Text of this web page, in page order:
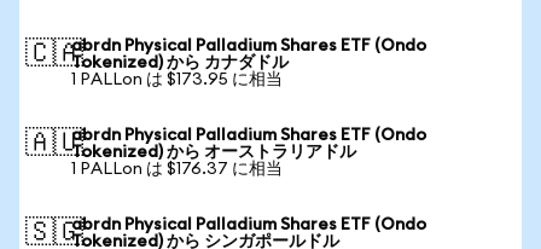
🇨🇦abrdn Physical Palladium Shares ETF (Ondo
Tokenized) から カナダドル
1 PALLon は $173.95 に相当
🇦🇺abrdn Physical Palladium Shares ETF (Ondo
Tokenized) から オーストラリアドル
1 PALLon は $176.37 に相当
🇸🇬abrdn Physical Palladium Shares ETF (Ondo
Tokenized) から シンガポールドル